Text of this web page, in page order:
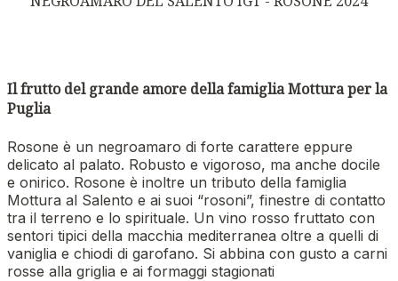
Il frutto del grande amore della famiglia Mottura per la
Puglia
Rosone è un negroamaro di forte carattere eppure
delicato al palato. Robusto e vigoroso, ma anche docile
e onirico. Rosone è inoltre un tributo della famiglia
Mottura al Salento e ai suoi “rosoni”, finestre di contatto
tra il terreno e lo spirituale. Un vino rosso fruttato con
sentori tipici della macchia mediterranea oltre a quelli di
vaniglia e chiodi di garofano. Si abbina con gusto a carni
rosse alla griglia e ai formaggi stagionati